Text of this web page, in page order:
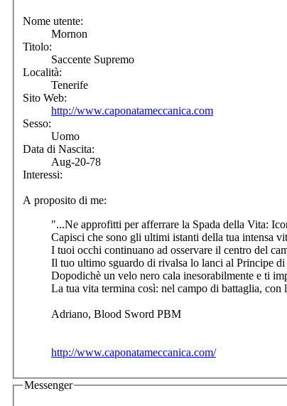
Nome utente:
Mornon
Titolo:
Saccente Supremo
Località:
Tenerife
Sito Web:
http://www.caponatameccanica.com
Sesso:
Uomo
Data di Nascita:
Aug-20-78
Interessi:
A proposito di me:
"...Ne approfitti per afferrare la Spada della Vita:
Capisci che sono gli ultimi istanti della tua intensa
I tuoi occhi continuano ad osservare il centro del
Il tuo ultimo sguardo di rivalsa lo lanci al Principe di
Dopodichè un velo nero cala inesorabilmente e ti
La tua vita termina così: nel campo di battaglia,
Adriano, Blood Sword PBM
http://www.caponatameccanica.com/
Messenger